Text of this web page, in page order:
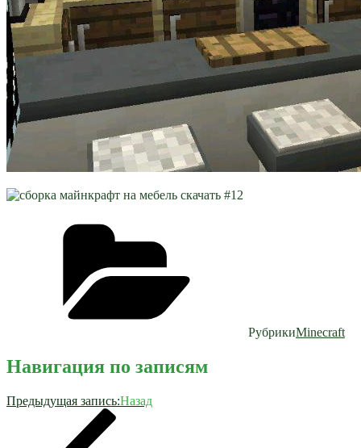
РубрикиMinecraft
Навигация по записям
Предыдущая запись:Назад